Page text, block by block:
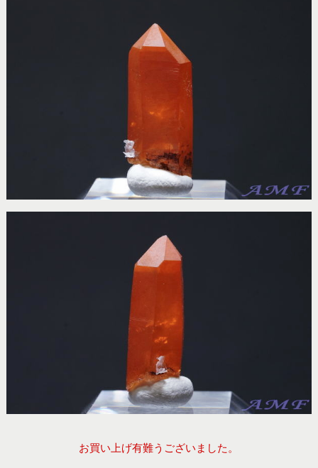
お買い上げ有難うございました。